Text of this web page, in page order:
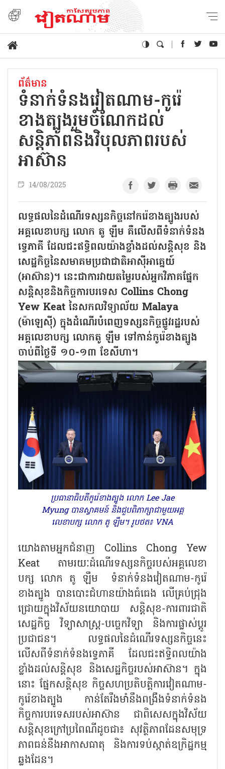
ព័ត៌មាន
ទំនាក់ទំនងវៀតណាម-កូរ៉េ
ខាងត្បូងរួមចំណែកដល់
សន្តិភាពនិងវិបុលភាពរបស់
អាស៊ាន
14/08/2025
លទ្ធផលនៃដំណើរទស្សនកិច្ចនៅករ៉េខាងត្បូងរបស់
អគ្គលេខាបក្ស លោក តូ ឡឹម គឺលើសពីទំនាក់ទំនង
ទ្វេភាគី ដែលជះឥទ្ធិពលយ៉ាងខ្លាំងដល់សន្តិសុខ និង
សេដ្ឋកិច្ចនៃសមាគមប្រជាជាតិអាស៊ីអាគ្នេយ៍
(អាស៊ាន)។ នេះជាការវាយតម្លៃរបស់អ្នកវិភាគផ្នែក
សន្តិសុខនិងកិច្ចការបរទេស Collins Chong
Yew Keat នៃសកលវិទ្យាល័យ Malaya
(ម៉ាឡេស៊ី) ក្នុងដំណើរបំពេញទស្សនកិច្ចផ្លូវរដ្ឋរបស់
អគ្គលេខាបក្ស លោកតូ ឡឹម ទៅកាន់កូរ៉េខាងត្បូង
ចាប់ពីថ្ងៃទី ១០-១៣ ខែសីហា។
ប្រធានាធិបតីកូរ៉េខាងត្បូង លោក Lee Jae
Myung បានស្វាគមន៍ និងជួបពិភាក្សាជាមួយអគ្គ
លេខាបក្ស លោក តូ ឡឹម។ រូបថត៖ VNA
យោងតាមអ្នកជំនាញ Collins Chong Yew
Keat តាមរយៈដំណើរទស្សនកិច្ចរបស់អគ្គលេខា
បក្ស លោក តូ ឡឹម ទំនាក់ទំនងវៀតណាម-កូរ៉េ
ខាងត្បូង បានបោះជំហានយ៉ាងធំធេង លើគ្រប់ជ្រុង
ជ្រោយក្នុងវិស័យនយោបាយ សន្តិសុខ-ការពារជាតិ
សេដ្ឋកិច្ច វិទ្យាសាស្ត្រ-បច្ចេកវិទ្យា និងការផ្លាស់ប្តូរ
ប្រជាជន។ លទ្ធផលនៃដំណើរទស្សនកិច្ចនេះ
លើសពីទំនាក់ទំនងទ្វេភាគី ដែលជះឥទ្ធិពលយ៉ាង
ខ្លាំងដល់សន្តិសុខ និងសេដ្ឋកិច្ចរបស់អាស៊ាន។ ក្នុង
នោះ ផ្នែកសន្តិសុខ កិច្ចសហប្រតិបត្តិការវៀតណាម-
កូរ៉េខាងត្បូង កាន់តែរឹងមាំនឹងពង្រឹងទំនាក់ទំនង
កិច្ចការបរទេសរបស់អាស៊ាន ជាពិសេសក្នុងវិស័យ
សន្តិសុខក្រៅប្រពៃណីដូចជា៖ សុវត្ថិភាពដែនសមុទ្រ
ភាពធន់នឹងអាកាសធាតុ និងការទប់ស្កាត់ឧក្រិដ្ឋកម្ម
ឆ្លងដែន។